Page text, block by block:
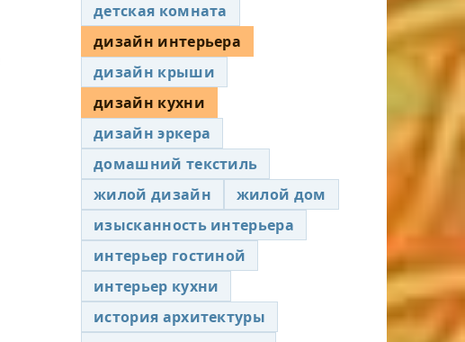
детская комната
дизайн интерьера
дизайн крыши
дизайн кухни
дизайн эркера
домашний текстиль
жилой дизайн
жилой дом
изысканность интерьера
интерьер гостиной
интерьер кухни
история архитектуры